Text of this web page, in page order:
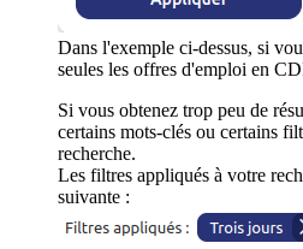
Dans l'exemple ci-dessus, si
seules les offres d'emploi en
Si vous obtenez trop peu de
certains mots-clés ou certains
recherche.
Les filtres appliqués à votre
suivante :